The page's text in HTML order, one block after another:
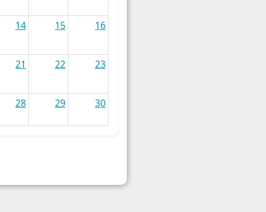
14 15 16
21 22 23
28 29 30